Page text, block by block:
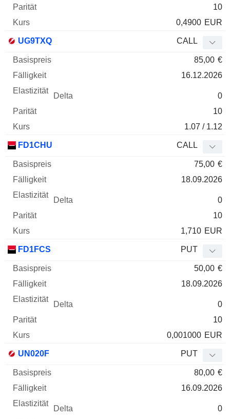
10
0,4900 EUR
UG9TXQ CALL
85,00 €
16.12.2026
0
10
1.07 / 1.12
FD1CHU CALL
75,00 €
18.09.2026
0
10
1,710 EUR
FD1FCS PUT
50,00 €
18.09.2026
0
10
0,001000 EUR
UN020F PUT
80,00 €
16.09.2026
0